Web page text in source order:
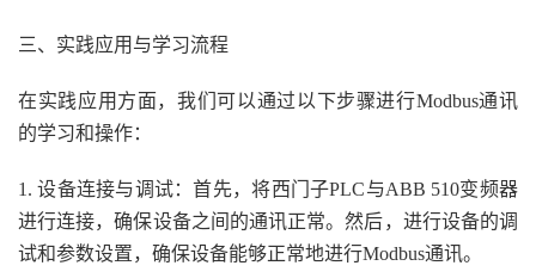
三、实践应用与学习流程
在实践应用方面，我们可以通过以下步骤进行Modbus通讯
的学习和操作：
1. 设备连接与调试：首先，将西门子PLC与ABB 510变频器
进行连接，确保设备之间的通讯正常。然后，进行设备的调
试和参数设置，确保设备能够正常地进行Modbus通讯。